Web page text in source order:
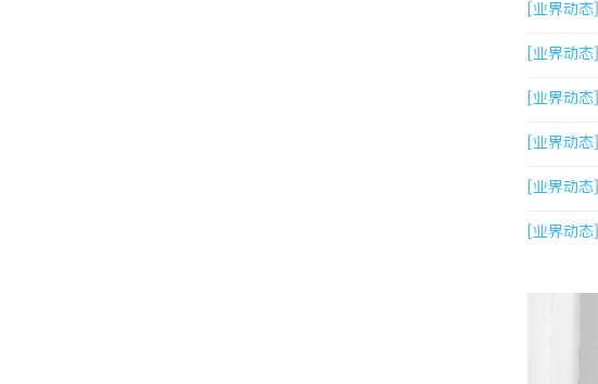
[业界动态]
现状与发展
[业界动态]
[业界动态]
[业界动态]
[业界动态]
[业界动态]